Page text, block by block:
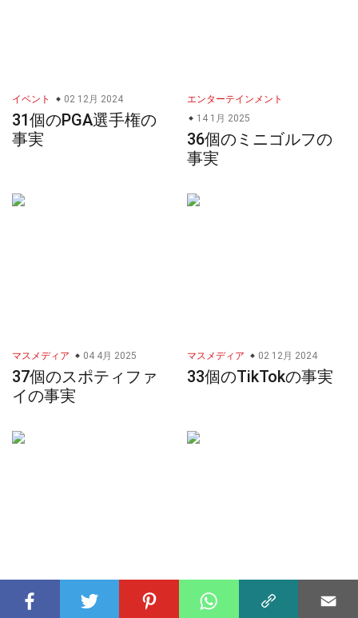
イベント 02 12月 2024
31個のPGA選手権の
事実
エンターテインメント
14 1月 2025
36個のミニゴルフの
事実
マスメディア 04 4月 2025
37個のスポティファ
イの事実
マスメディア 02 12月 2024
33個のTikTokの事実
都市 06 3月 2025 食べ物 07 4月 2025